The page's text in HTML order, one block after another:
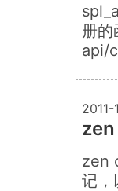
册的
api/
2011-
zen
记，